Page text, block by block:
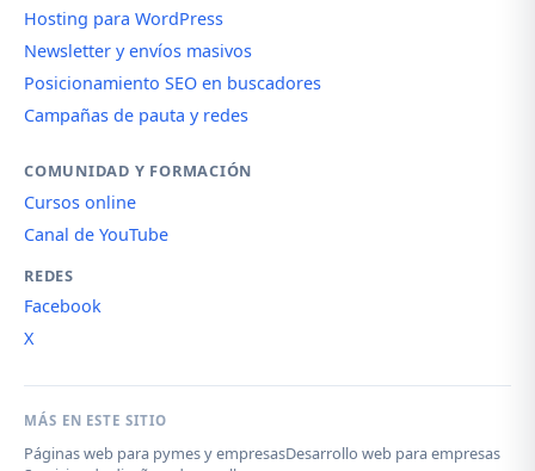
Hosting para WordPress
Newsletter y envíos masivos
Posicionamiento SEO en buscadores
Campañas de pauta y redes
COMUNIDAD Y FORMACIÓN
Cursos online
Canal de YouTube
REDES
Facebook
X
MÁS EN ESTE SITIO
Páginas web para pymes y empresasDesarrollo web para empresas